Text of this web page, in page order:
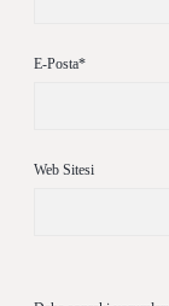
E-Posta*
Web Sitesi